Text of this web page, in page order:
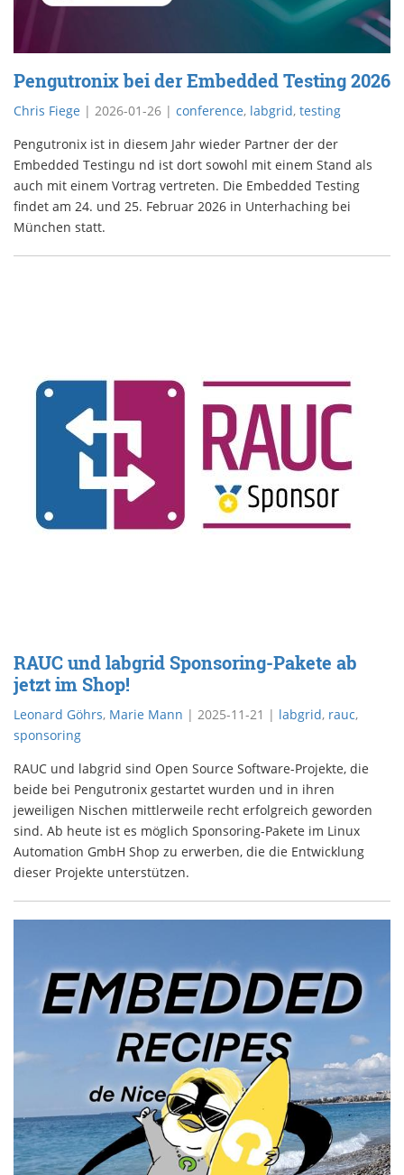
Pengutronix bei der Embedded Testing 2026
Chris Fiege | 2026-01-26 | conference, labgrid, testing
Pengutronix ist in diesem Jahr wieder Partner der der
Embedded Testingu nd ist dort sowohl mit einem Stand als
auch mit einem Vortrag vertreten. Die Embedded Testing
findet am 24. und 25. Februar 2026 in Unterhaching bei
München statt.
RAUC und labgrid Sponsoring-Pakete ab
jetzt im Shop!
Leonard Göhrs, Marie Mann | 2025-11-21 | labgrid, rauc,
sponsoring
RAUC und labgrid sind Open Source Software-Projekte, die
beide bei Pengutronix gestartet wurden und in ihren
jeweiligen Nischen mittlerweile recht erfolgreich geworden
sind. Ab heute ist es möglich Sponsoring-Pakete im Linux
Automation GmbH Shop zu erwerben, die die Entwicklung
dieser Projekte unterstützen.